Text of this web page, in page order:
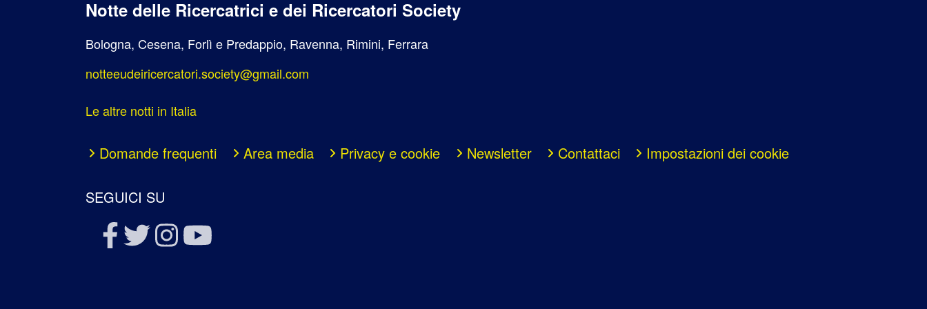
Notte delle Ricercatrici e dei Ricercatori Society
Bologna, Cesena, Forlì e Predappio, Ravenna, Rimini, Ferrara
notteeudeiricercatori.society@gmail.com
Le altre notti in Italia
Domande frequenti Area media Privacy e cookie Newsletter Contattaci Impostazioni dei cookie
SEGUICI SU